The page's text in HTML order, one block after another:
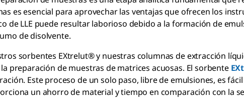
es esencial para aprovechar las ventajas que ofrecen los
de LLE puede resultar laborioso debido a la formación de
de disolvente.
sorbentes EXtrelut® y nuestras columnas de extracción
preparación de muestras de matrices acuosas. El sorbente
Este proceso de un solo paso, libre de emulsiones, es
un ahorro de material y tiempo en comparación con la